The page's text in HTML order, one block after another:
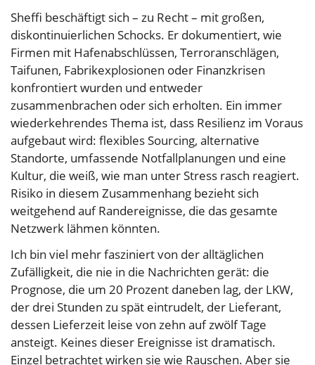
Sheffi beschäftigt sich – zu Recht – mit großen,
diskontinuierlichen Schocks. Er dokumentiert, wie
Firmen mit Hafenabschlüssen, Terroranschlägen,
Taifunen, Fabrikexplosionen oder Finanzkrisen
konfrontiert wurden und entweder
zusammenbrachen oder sich erholten. Ein immer
wiederkehrendes Thema ist, dass Resilienz im Voraus
aufgebaut wird: flexibles Sourcing, alternative
Standorte, umfassende Notfallplanungen und eine
Kultur, die weiß, wie man unter Stress rasch reagiert.
Risiko in diesem Zusammenhang bezieht sich
weitgehend auf Randereignisse, die das gesamte
Netzwerk lähmen könnten.
Ich bin viel mehr fasziniert von der alltäglichen
Zufälligkeit, die nie in die Nachrichten gerät: die
Prognose, die um 20 Prozent daneben lag, der LKW,
der drei Stunden zu spät eintrudelt, der Lieferant,
dessen Lieferzeit leise von zehn auf zwölf Tage
ansteigt. Keines dieser Ereignisse ist dramatisch.
Einzel betrachtet wirken sie wie Rauschen. Aber sie